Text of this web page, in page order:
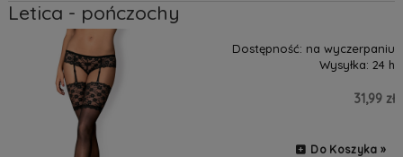
Letica - pończochy
Dostępność: na wyczerpaniu
Wysyłka: 24 h
31,99 zł
Do Koszyka »